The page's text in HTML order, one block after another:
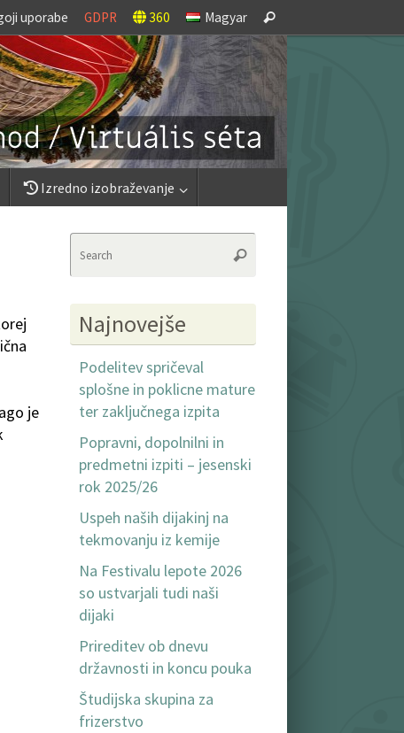
uporabe GDPR 360 Magyar
for:
Search
Izredno izobraževanje
je
Search
Najnovejše
Podelitev spričeval
splošne in poklicne mature
ter zaključnega izpita
Popravni, dopolnilni in
predmetni izpiti – jesenski
rok 2025/26
Uspeh naših dijakinj na
tekmovanju iz kemije
Na Festivalu lepote 2026
so ustvarjali tudi naši
dijaki
Prireditev ob dnevu
državnosti in koncu pouka
Študijska skupina za
frizerstvo